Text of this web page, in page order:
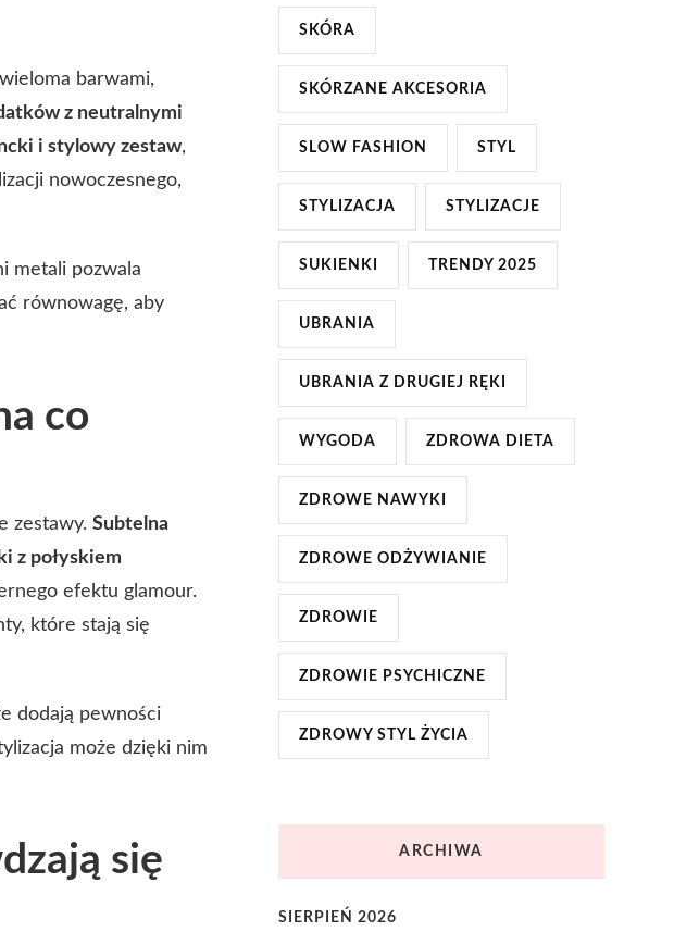
barwami,
z neutralnymi
i stylowy zestaw,
nowoczesnego,
metali pozwala
równowagę, aby
co
zestawy. Subtelna
z połyskiem
efektu glamour.
które stają się
dodają pewności
może dzięki nim
się
SKÓRA
SKÓRZANE AKCESORIA
SLOW FASHION STYL
STYLIZACJA STYLIZACJE
SUKIENKI TRENDY 2025
UBRANIA
UBRANIA Z DRUGIEJ RĘKI
WYGODA ZDROWA DIETA
ZDROWE NAWYKI
ZDROWE ODŻYWIANIE
ZDROWIE
ZDROWIE PSYCHICZNE
ZDROWY STYL ŻYCIA
ARCHIWA
SIERPIEŃ 2026